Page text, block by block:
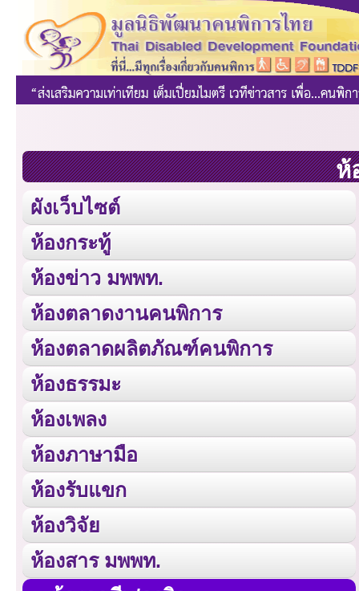
ห้
ผังเว็บไซต์
ห้องกระทู้
ห้องข่าว มพพท.
ห้องตลาดงานคนพิการ
ห้องตลาดผลิตภัณฑ์คนพิการ
ห้องธรรมะ
ห้องเพลง
ห้องภาษามือ
ห้องรับแขก
ห้องวิจัย
ห้องสาร มพพท.